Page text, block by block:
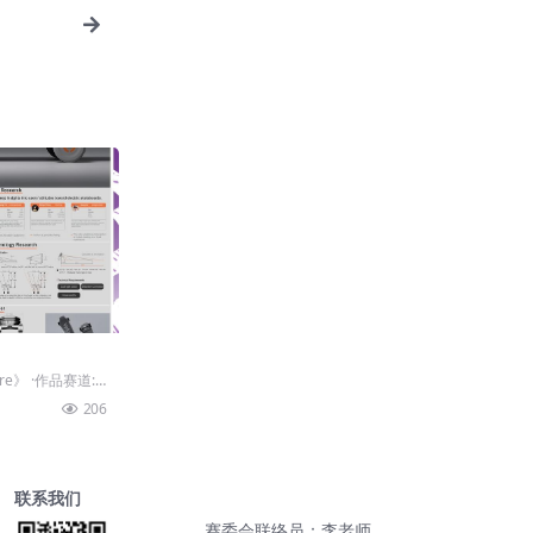
·作品赛道:
206
联系我们